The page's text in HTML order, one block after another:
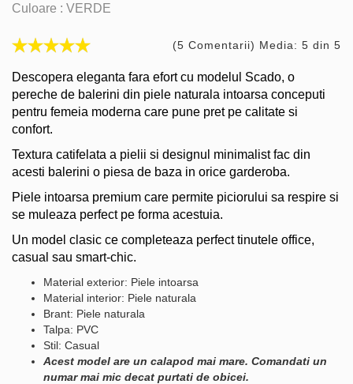
Culoare : VERDE
(5 Comentarii) Media: 5 din 5
Descopera eleganta fara efort cu modelul Scado, o
pereche de balerini din piele naturala intoarsa conceputi
pentru femeia moderna care pune pret pe calitate si
confort.
Textura catifelata a pielii si designul minimalist fac din
acesti balerini o piesa de baza in orice garderoba.
Piele intoarsa premium care permite piciorului sa respire si
se muleaza perfect pe forma acestuia.
Un model clasic ce completeaza perfect tinutele office,
casual sau smart-chic.
Material exterior: Piele intoarsa
Material interior: Piele naturala
Brant: Piele naturala
Talpa: PVC
Stil: Casual
Acest model are un calapod mai mare. Comandati un
numar mai mic decat purtati de obicei.